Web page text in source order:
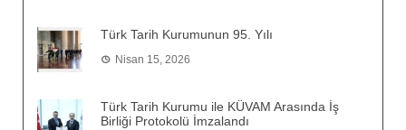
Türk Tarih Kurumunun 95. Yılı
Nisan 15, 2026
Türk Tarih Kurumu ile KÜVAM Arasında İş
Birliği Protokolü İmzalandı